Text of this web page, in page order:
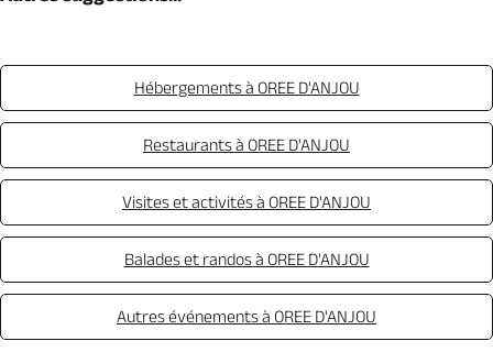
Hébergements à OREE D'ANJOU
Restaurants à OREE D'ANJOU
Visites et activités à OREE D'ANJOU
Balades et randos à OREE D'ANJOU
Autres événements à OREE D'ANJOU